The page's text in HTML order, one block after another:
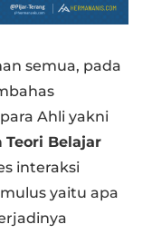
semua, pada
Ahli yakni
Teori Belajar
interaksi
yaitu apa